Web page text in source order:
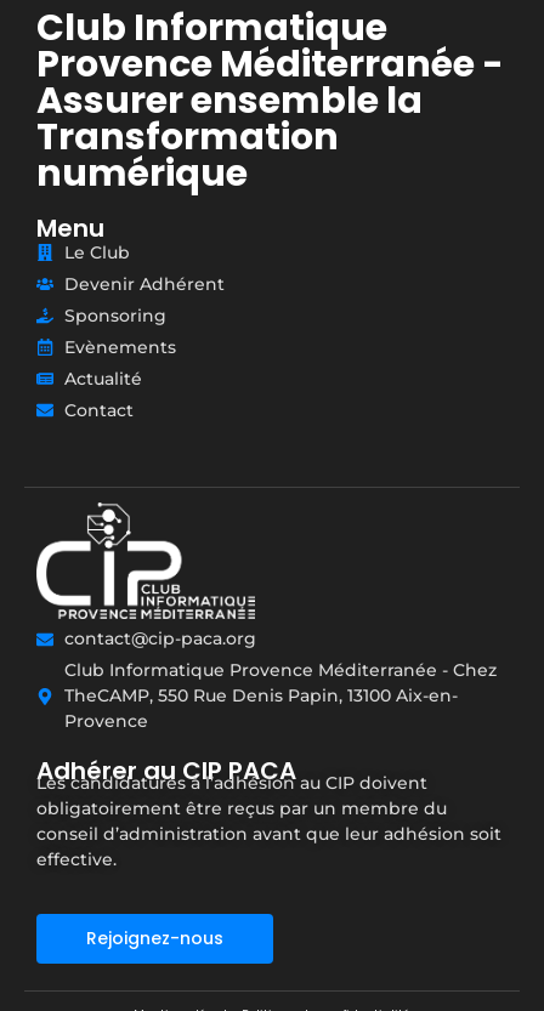
Club Informatique
Provence Méditerranée -
Assurer ensemble la
Transformation
numérique
Menu
Le Club
Devenir Adhérent
Sponsoring
Evènements
Actualité
Contact
contact@cip-paca.org
Club Informatique Provence Méditerranée - Chez
TheCAMP, 550 Rue Denis Papin, 13100 Aix-en-
Provence
Adhérer au CIP PACA
Les candidatures à l’adhésion au CIP doivent
obligatoirement être reçus par un membre du
conseil d’administration avant que leur adhésion soit
effective.
Rejoignez-nous